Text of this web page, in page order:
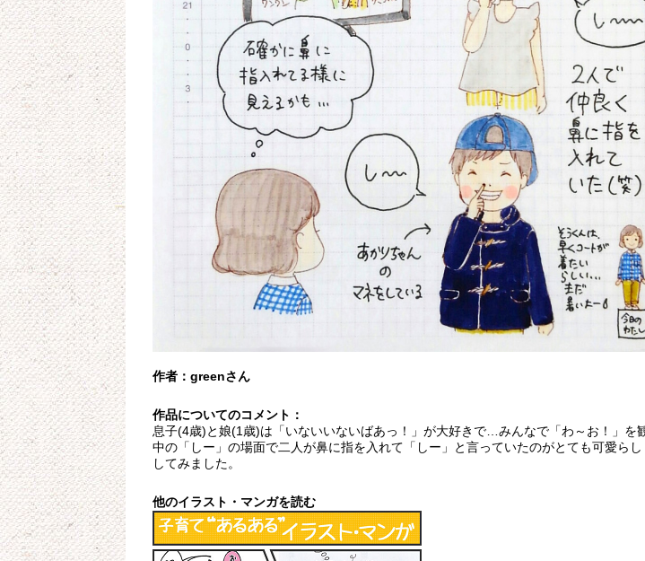
作者：greenさん
作品についてのコメント：
息子(4歳)と娘(1歳)は「いないいないばあっ！」が大好きで…みんなで「わ～お！」を
中の「しー」の場面で二人が鼻に指を入れて「しー」と言っていたのがとても可愛ら
してみました。
他のイラスト・マンガを読む